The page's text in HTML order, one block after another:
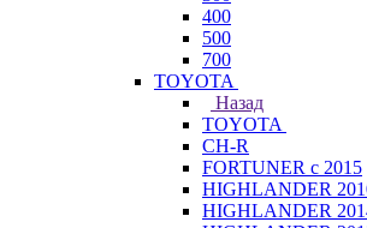
400
500
700
TOYOTA
Назад
TOYOTA
CH-R
FORTUNER с 2015
HIGHLANDER
HIGHLANDER